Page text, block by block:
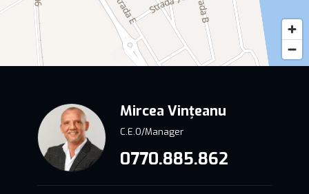
Mircea Vințeanu
C.E.O/Manager
0770.885.862